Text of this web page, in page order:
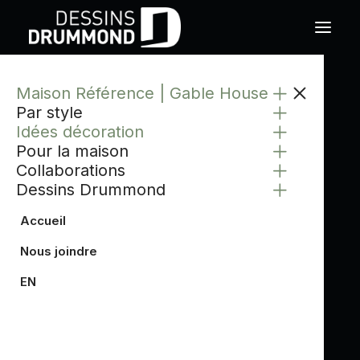
Maison Référence | Gable House
Par style
Idées décoration
Pour la maison
Collaborations
Dessins Drummond
Accueil
Nous joindre
EN